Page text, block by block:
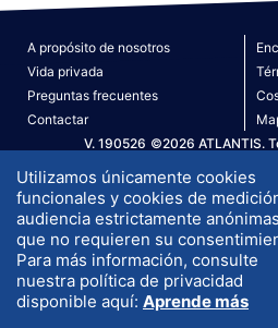
A propósito de nosotros
Vida privada
Preguntas frecuentes
Contactar
V. 190526 ©2026 ATLANTIS.
Utilizamos únicamente cookies
funcionales y cookies de
audiencia estrictamente
que no requieren su
Para más información, consulte
nuestra política de privacidad
disponible aquí: Aprende más